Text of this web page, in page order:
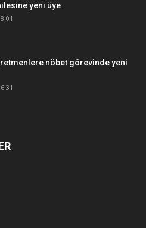
yeni üye
nöbet görevinde yeni